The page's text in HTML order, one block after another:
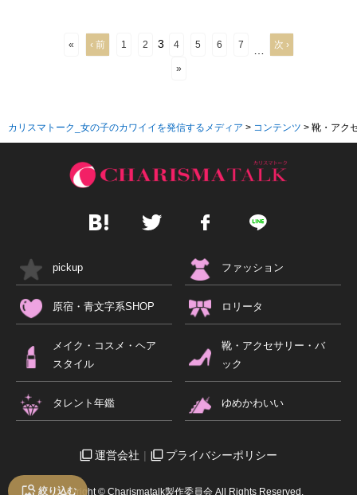
絞り込む
« ‹ 前 1 2 3 4 5 6 7 次 ›
»
カリスマトーク_女の子のカワイイを発信するメディア > コンテンツ > 靴・アク
pickup ファッション
原宿・青文字系SHOP ロリータ
メイク・コスメ・ヘア
スタイル
靴・アクセサリー・バ
ック
タレント年鑑 ゆめかわいい
運営会社 プライバシーポリシー
Copyright © Charismatalk製作委員会 All Rights Reserved.